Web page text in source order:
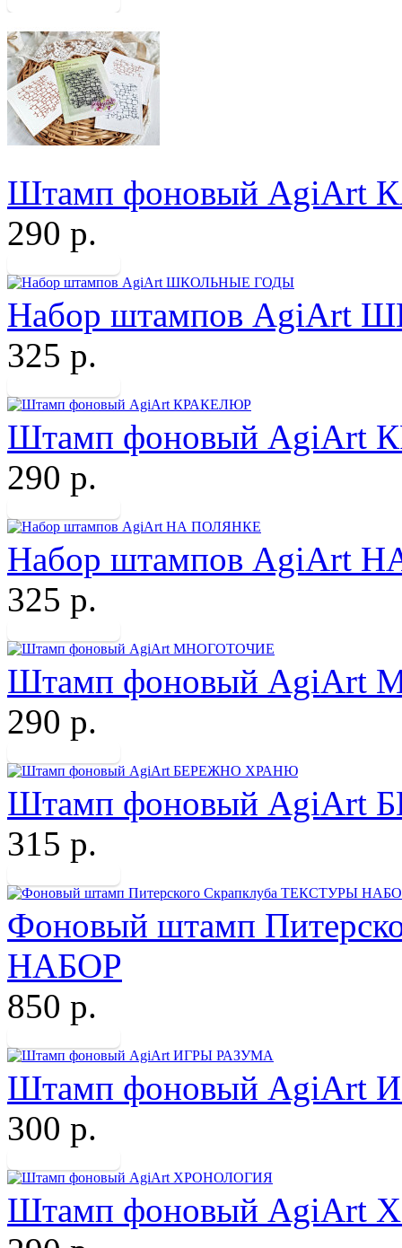
Штамп фоновый
290 р.
Набор штампов
325 р.
Штамп фоновый AgiArt
290 р.
Набор штампов AgiArt
325 р.
Штамп фоновый
290 р.
Штамп фоновый
315 р.
Фоновый штамп
НАБОР
850 р.
Штамп фоновый AgiArt
300 р.
Штамп фоновый AgiArt